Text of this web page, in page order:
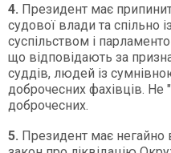
4. Президент має
судової влади та спільно
суспільством і
що відповідають за
суддів, людей із
доброчесних фахівців. Не
доброчесних.
5. Президент має негайно